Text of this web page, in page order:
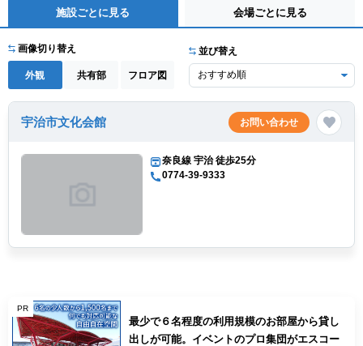
施設ごとに見る 会場ごとに見る
画像切り替え
外観 共有部 フロア図
並び替え
宇治市文化会館 お問い合わせ
奈良線 宇治 徒歩25分
0774-39-9333
PR
最少で６名程度の利用規模のお部屋から貸し
出しが可能。イベントのプロ集団がエスコー